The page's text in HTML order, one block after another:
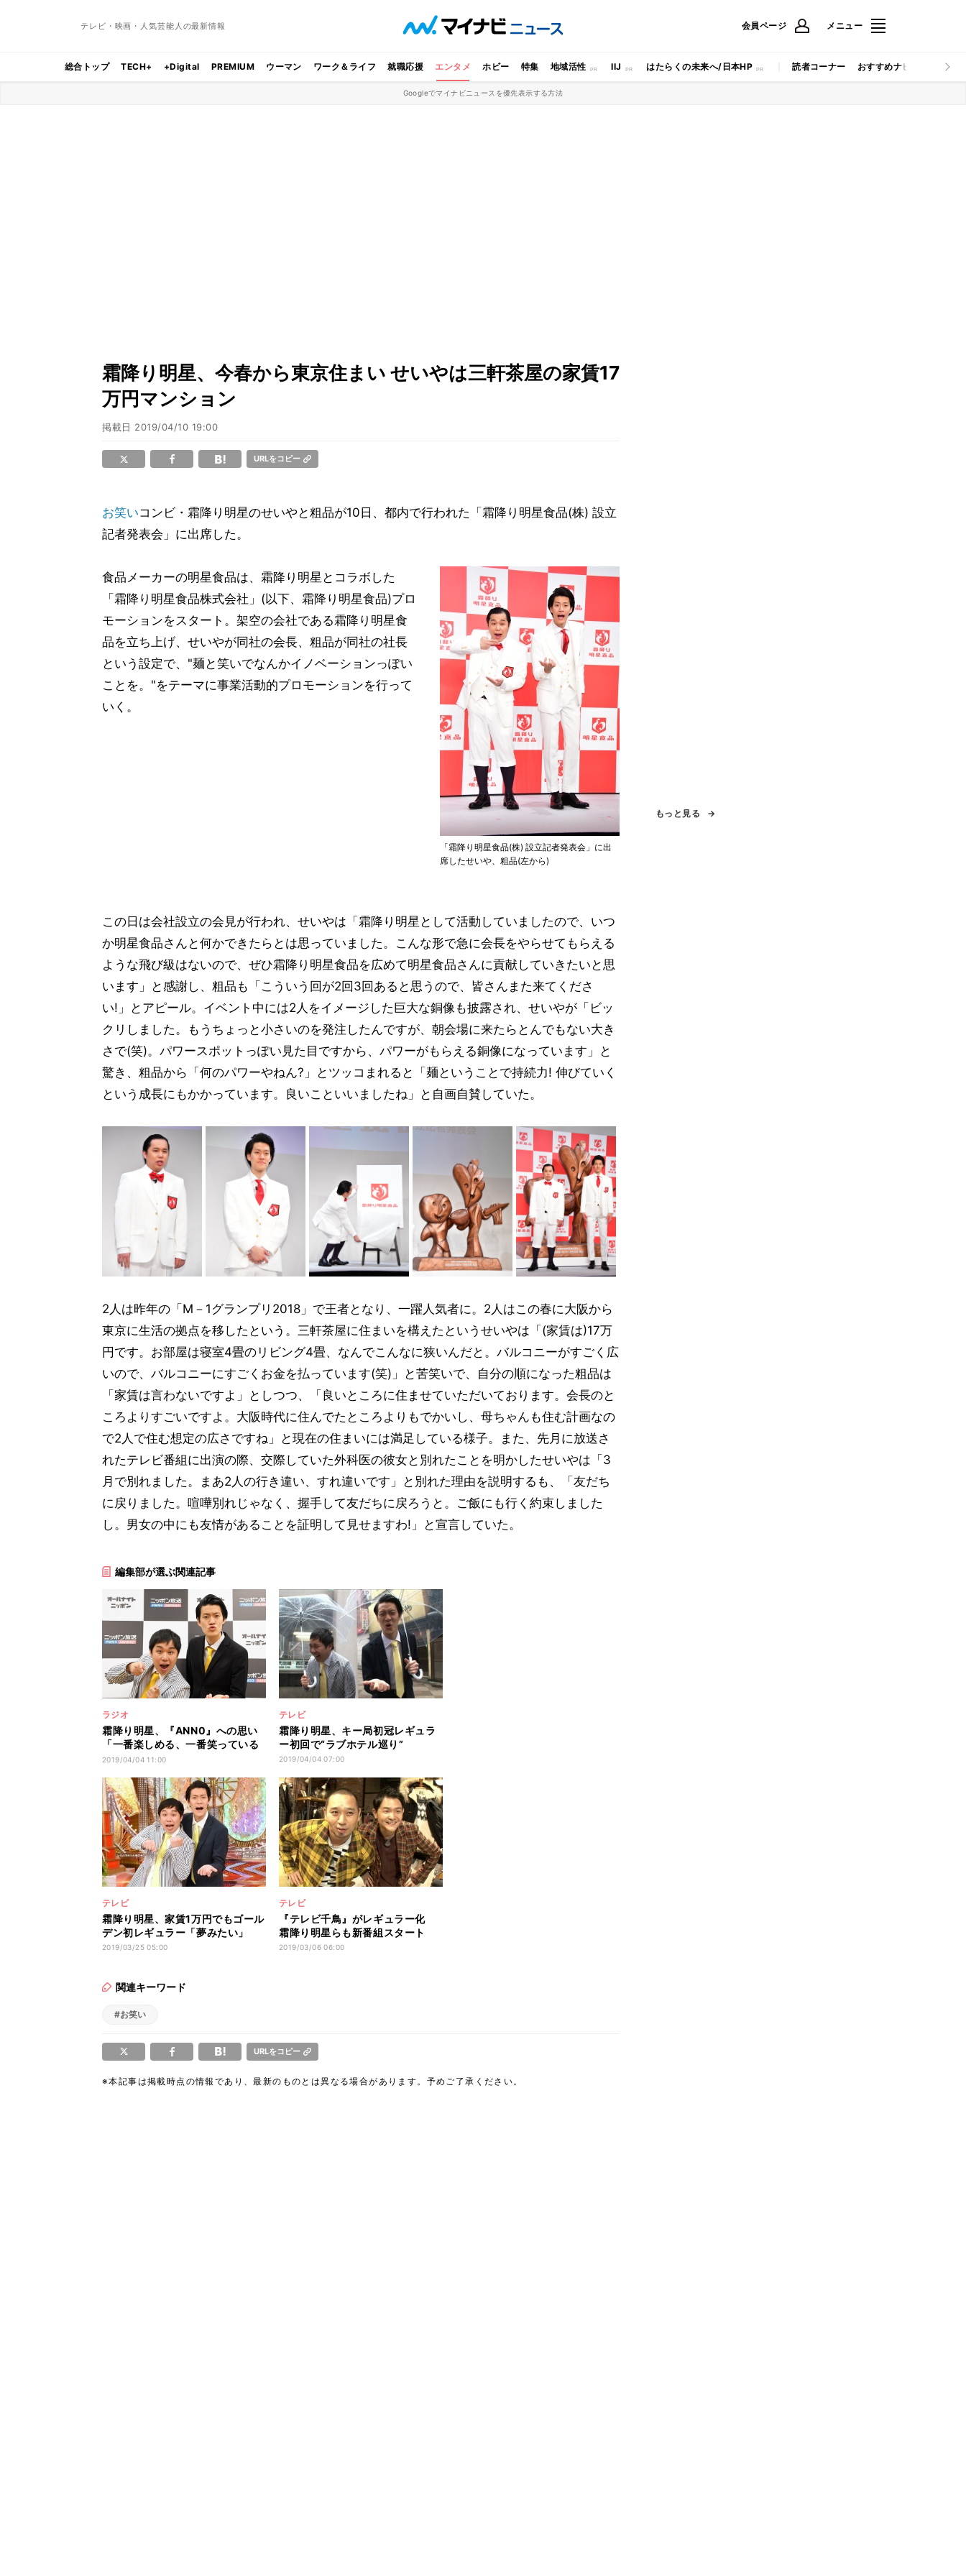
テレビ・映画・人気芸能人の最新情報 会員ページ メニュー
総合トップ TECH+ +Digital PREMIUM ウーマン ワーク＆ライフ 就職応援 エンタメ ホビー 特集 地域活性 IIJ はたらくの未来へ/日本HP 読者コーナー おすすめナビ マイナビ
Googleでマイナビニュースを優先表示する方法
霜降り明星、今春から東京住まい せいやは三軒茶屋の家賃17
万円マンション
掲載日 2019/04/10 19:00
URLをコピー
お笑いコンビ・霜降り明星のせいやと粗品が10日、都内で行われた「霜降り明星食品(株) 設立
記者発表会」に出席した。
「霜降り明星食品(株) 設立記者発表会」に出
席したせいや、粗品(左から)
食品メーカーの明星食品は、霜降り明星とコラボした
「霜降り明星食品株式会社」(以下、霜降り明星食品)プロ
モーションをスタート。架空の会社である霜降り明星食
品を立ち上げ、せいやが同社の会長、粗品が同社の社長
という設定で、"麺と笑いでなんかイノベーションっぽい
ことを。"をテーマに事業活動的プロモーションを行って
いく。
この日は会社設立の会見が行われ、せいやは「霜降り明星として活動していましたので、いつ
か明星食品さんと何かできたらとは思っていました。こんな形で急に会長をやらせてもらえる
ような飛び級はないので、ぜひ霜降り明星食品を広めて明星食品さんに貢献していきたいと思
います」と感謝し、粗品も「こういう回が2回3回あると思うので、皆さんまた来てくださ
い!」とアピール。イベント中には2人をイメージした巨大な銅像も披露され、せいやが「ビッ
クリしました。もうちょっと小さいのを発注したんですが、朝会場に来たらとんでもない大き
さで(笑)。パワースポットっぽい見た目ですから、パワーがもらえる銅像になっています」と
驚き、粗品から「何のパワーやねん?」とツッコまれると「麺ということで持続力! 伸びていく
という成長にもかかっています。良いこといいましたね」と自画自賛していた。
2人は昨年の「M－1グランプリ2018」で王者となり、一躍人気者に。2人はこの春に大阪から
東京に生活の拠点を移したという。三軒茶屋に住まいを構えたというせいやは「(家賃は)17万
円です。お部屋は寝室4畳のリビング4畳、なんでこんなに狭いんだと。バルコニーがすごく広
いので、バルコニーにすごくお金を払っています(笑)」と苦笑いで、自分の順になった粗品は
「家賃は言わないですよ」としつつ、「良いところに住ませていただいております。会長のと
ころよりすごいですよ。大阪時代に住んでたところよりもでかいし、母ちゃんも住む計画なの
で2人で住む想定の広さですね」と現在の住まいには満足している様子。また、先月に放送さ
れたテレビ番組に出演の際、交際していた外科医の彼女と別れたことを明かしたせいやは「3
月で別れました。まあ2人の行き違い、すれ違いです」と別れた理由を説明するも、「友だち
に戻りました。喧嘩別れじゃなく、握手して友だちに戻ろうと。ご飯にも行く約束しました
し。男女の中にも友情があることを証明して見せますわ!」と宣言していた。
編集部が選ぶ関連記事
ラジオ
霜降り明星、『ANN0』への思い
「一番楽しめる、一番笑っている
場所に」
2019/04/04 11:00
テレビ
霜降り明星、キー局初冠レギュラ
ー初回で“ラブホテル巡り”
2019/04/04 07:00
テレビ
霜降り明星、家賃1万円でもゴール
デン初レギュラー「夢みたい」
2019/03/25 05:00
テレビ
『テレビ千鳥』がレギュラー化
霜降り明星らも新番組スタート
2019/03/06 06:00
関連キーワード
#お笑い
URLをコピー
※本記事は掲載時点の情報であり、最新のものとは異なる場合があります。予めご了承ください。
もっと見る